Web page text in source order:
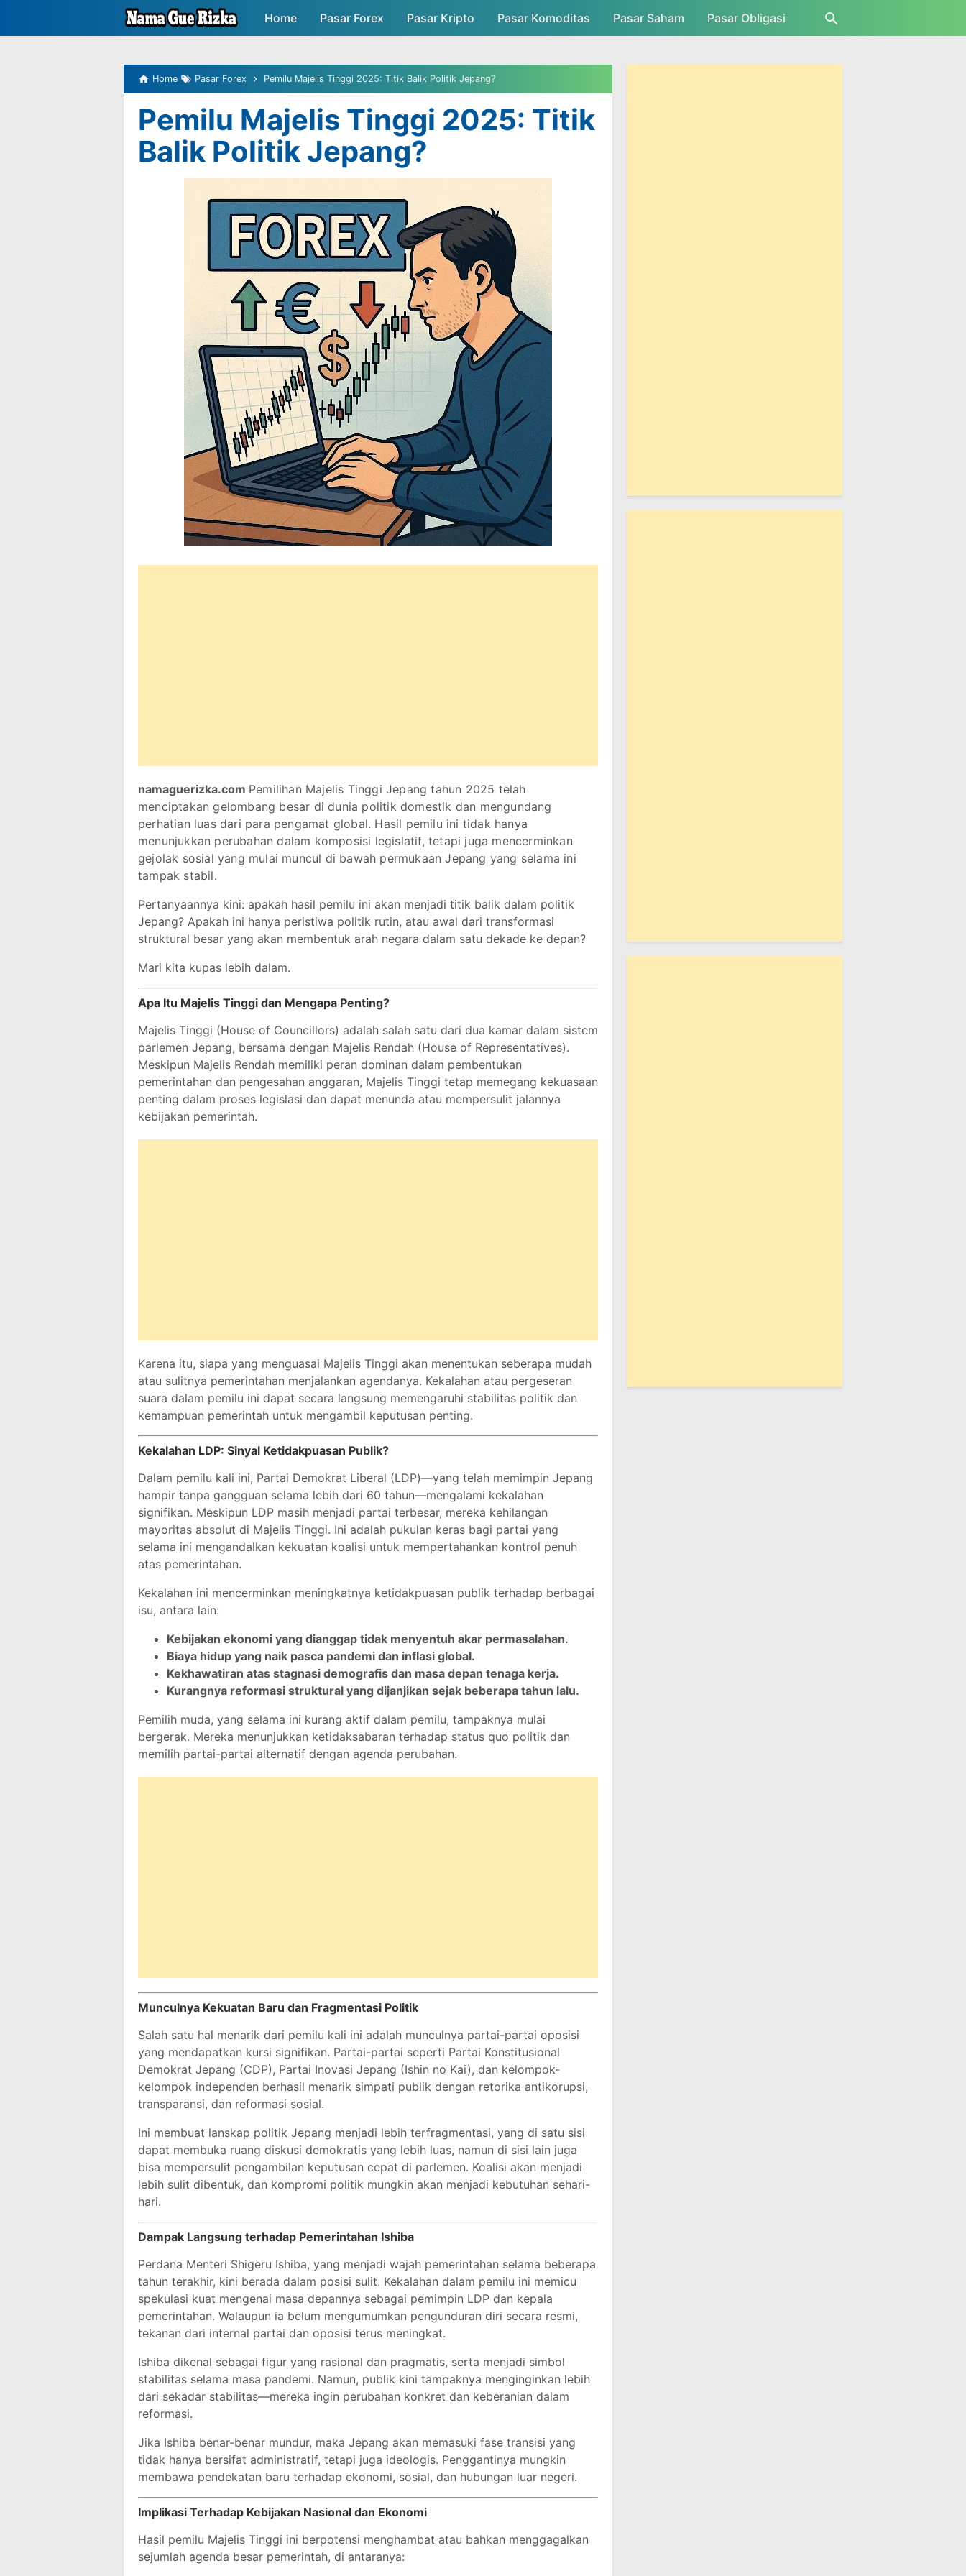
Skip to main content
Home Pasar Forex Pasar Kripto Pasar Komoditas Pasar Saham Pasar Obligasi
Home Pasar Forex Pemilu Majelis Tinggi 2025: Titik Balik Politik Jepang?
Pemilu Majelis Tinggi 2025: Titik
Balik Politik Jepang?
namaguerizka.com Pemilihan Majelis Tinggi Jepang tahun 2025 telah
menciptakan gelombang besar di dunia politik domestik dan mengundang
perhatian luas dari para pengamat global. Hasil pemilu ini tidak hanya
menunjukkan perubahan dalam komposisi legislatif, tetapi juga mencerminkan
gejolak sosial yang mulai muncul di bawah permukaan Jepang yang selama ini
tampak stabil.
Pertanyaannya kini: apakah hasil pemilu ini akan menjadi titik balik dalam politik
Jepang? Apakah ini hanya peristiwa politik rutin, atau awal dari transformasi
struktural besar yang akan membentuk arah negara dalam satu dekade ke depan?
Mari kita kupas lebih dalam.
Apa Itu Majelis Tinggi dan Mengapa Penting?
Majelis Tinggi (House of Councillors) adalah salah satu dari dua kamar dalam sistem
parlemen Jepang, bersama dengan Majelis Rendah (House of Representatives).
Meskipun Majelis Rendah memiliki peran dominan dalam pembentukan
pemerintahan dan pengesahan anggaran, Majelis Tinggi tetap memegang kekuasaan
penting dalam proses legislasi dan dapat menunda atau mempersulit jalannya
kebijakan pemerintah.
Karena itu, siapa yang menguasai Majelis Tinggi akan menentukan seberapa mudah
atau sulitnya pemerintahan menjalankan agendanya. Kekalahan atau pergeseran
suara dalam pemilu ini dapat secara langsung memengaruhi stabilitas politik dan
kemampuan pemerintah untuk mengambil keputusan penting.
Kekalahan LDP: Sinyal Ketidakpuasan Publik?
Dalam pemilu kali ini, Partai Demokrat Liberal (LDP)—yang telah memimpin Jepang
hampir tanpa gangguan selama lebih dari 60 tahun—mengalami kekalahan
signifikan. Meskipun LDP masih menjadi partai terbesar, mereka kehilangan
mayoritas absolut di Majelis Tinggi. Ini adalah pukulan keras bagi partai yang
selama ini mengandalkan kekuatan koalisi untuk mempertahankan kontrol penuh
atas pemerintahan.
Kekalahan ini mencerminkan meningkatnya ketidakpuasan publik terhadap berbagai
isu, antara lain:
Kebijakan ekonomi yang dianggap tidak menyentuh akar permasalahan.
Biaya hidup yang naik pasca pandemi dan inflasi global.
Kekhawatiran atas stagnasi demografis dan masa depan tenaga kerja.
Kurangnya reformasi struktural yang dijanjikan sejak beberapa tahun lalu.
Pemilih muda, yang selama ini kurang aktif dalam pemilu, tampaknya mulai
bergerak. Mereka menunjukkan ketidaksabaran terhadap status quo politik dan
memilih partai-partai alternatif dengan agenda perubahan.
Munculnya Kekuatan Baru dan Fragmentasi Politik
Salah satu hal menarik dari pemilu kali ini adalah munculnya partai-partai oposisi
yang mendapatkan kursi signifikan. Partai-partai seperti Partai Konstitusional
Demokrat Jepang (CDP), Partai Inovasi Jepang (Ishin no Kai), dan kelompok-
kelompok independen berhasil menarik simpati publik dengan retorika antikorupsi,
transparansi, dan reformasi sosial.
Ini membuat lanskap politik Jepang menjadi lebih terfragmentasi, yang di satu sisi
dapat membuka ruang diskusi demokratis yang lebih luas, namun di sisi lain juga
bisa mempersulit pengambilan keputusan cepat di parlemen. Koalisi akan menjadi
lebih sulit dibentuk, dan kompromi politik mungkin akan menjadi kebutuhan sehari-
hari.
Dampak Langsung terhadap Pemerintahan Ishiba
Perdana Menteri Shigeru Ishiba, yang menjadi wajah pemerintahan selama beberapa
tahun terakhir, kini berada dalam posisi sulit. Kekalahan dalam pemilu ini memicu
spekulasi kuat mengenai masa depannya sebagai pemimpin LDP dan kepala
pemerintahan. Walaupun ia belum mengumumkan pengunduran diri secara resmi,
tekanan dari internal partai dan oposisi terus meningkat.
Ishiba dikenal sebagai figur yang rasional dan pragmatis, serta menjadi simbol
stabilitas selama masa pandemi. Namun, publik kini tampaknya menginginkan lebih
dari sekadar stabilitas—mereka ingin perubahan konkret dan keberanian dalam
reformasi.
Jika Ishiba benar-benar mundur, maka Jepang akan memasuki fase transisi yang
tidak hanya bersifat administratif, tetapi juga ideologis. Penggantinya mungkin
membawa pendekatan baru terhadap ekonomi, sosial, dan hubungan luar negeri.
Implikasi Terhadap Kebijakan Nasional dan Ekonomi
Hasil pemilu Majelis Tinggi ini berpotensi menghambat atau bahkan menggagalkan
sejumlah agenda besar pemerintah, di antaranya: